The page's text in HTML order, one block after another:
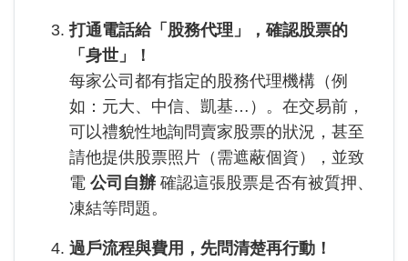
打通電話給「股務代理」，確認股票的
「身世」！
每家公司都有指定的股務代理機構（例
如：元大、中信、凱基…）。在交易前，
可以禮貌性地詢問賣家股票的狀況，甚至
請他提供股票照片（需遮蔽個資），並致
電 公司自辦 確認這張股票是否有被質押、
凍結等問題。
過戶流程與費用，先問清楚再行動！